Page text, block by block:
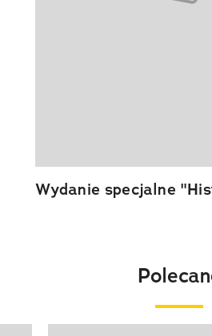
Wydanie specjalne